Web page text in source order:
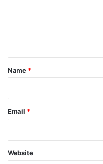
*
Name *
Email *
Website